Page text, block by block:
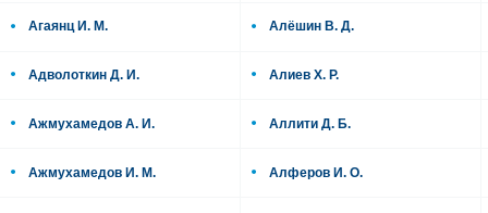
Агаянц И. М.
Адволоткин Д. И.
Ажмухамедов А. И.
Ажмухамедов И. М.
Алёшин В. Д.
Алиев Х. Р.
Аллити Д. Б.
Алферов И. О.